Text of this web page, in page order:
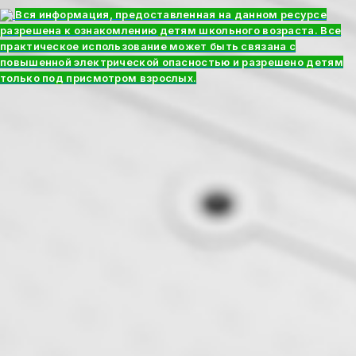
Вся информация, предоставленная на данном ресурсе
разрешена к ознакомлению детям школьного возраста. Все
практическое использование может быть связана с
повышенной электрической опасностью и разрешено детям
только под присмотром взрослых.